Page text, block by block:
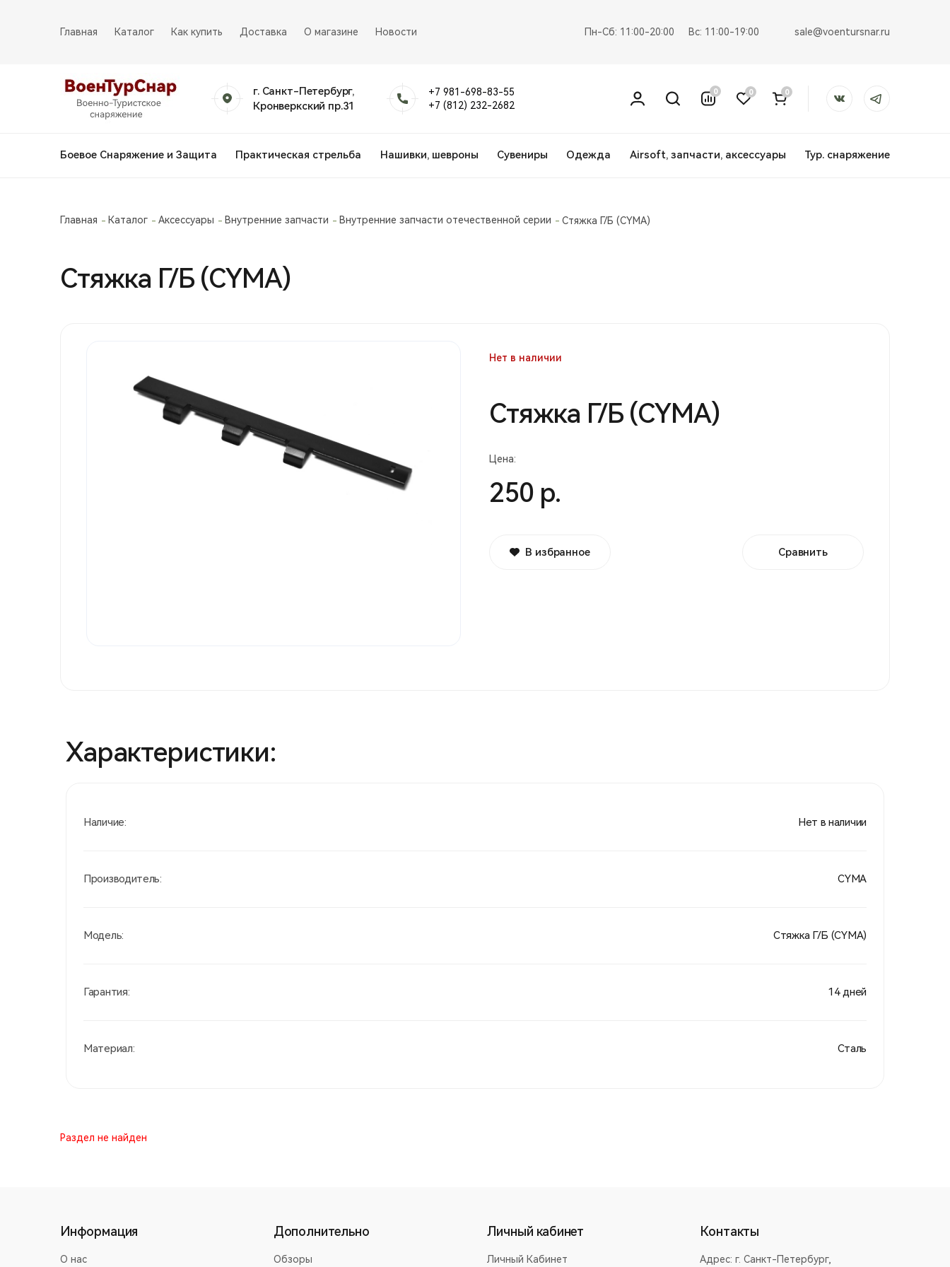
Главная Каталог Как купить Доставка О магазине Новости Пн-Сб: 11:00-20:00 Вс: 11:00-19:00 sale@voentursnar.ru
г. Санкт-Петербург,
Кронверкский пр.31
+7 981-698-83-55
+7 (812) 232-2682
0 0 0
Боевое Снаряжение и Защита Практическая стрельба Нашивки, шевроны Сувениры Одежда Airsoft, запчасти, аксессуары Тур. снаряжение
Главная Каталог Аксессуары Внутренние запчасти Внутренние запчасти отечественной серии Стяжка Г/Б (CYMA)
Стяжка Г/Б (CYMA)
Нет в наличии
Стяжка Г/Б (CYMA)
Цена:
250 р.
В избранное Сравнить
Характеристики:
Наличие: Нет в наличии
Производитель: CYMA
Модель: Стяжка Г/Б (CYMA)
Гарантия: 14 дней
Материал: Сталь
Раздел не найден
Информация
О нас
Дополнительно
Обзоры
Личный кабинет
Личный Кабинет
Контакты
Адрес:г. Санкт-Петербург,